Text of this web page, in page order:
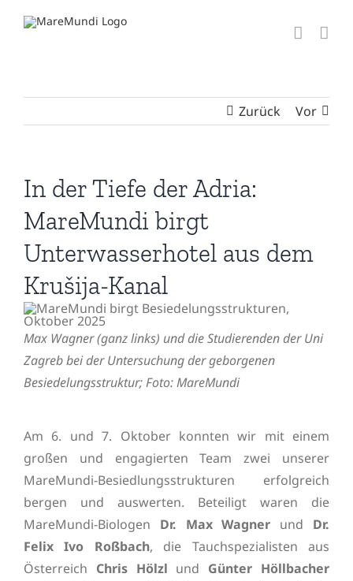
Inhalt
Zurück Vor
In der Tiefe der Adria:
MareMundi birgt
Unterwasserhotel aus dem
Krušija-Kanal
Max Wagner (ganz links) und die Studierenden der Uni
Zagreb bei der Untersuchung der geborgenen
Besiedelungsstruktur; Foto: MareMundi
Am 6. und 7. Oktober konnten wir mit einem
großen und engagierten Team zwei unserer
MareMundi-Besiedlungsstrukturen erfolgreich
bergen und auswerten. Beteiligt waren die
MareMundi-Biologen Dr. Max Wagner und Dr.
Felix Ivo Roßbach, die Tauchspezialisten aus
Österreich Chris Hölzl und Günter Höllbacher